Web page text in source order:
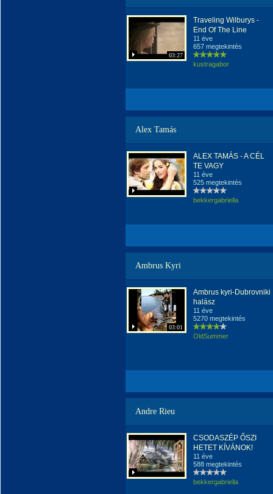
03:27
Traveling Wilburys -
End Of The Line
11 éve
657 megtekintés
kustragabor
Alex Tamás
ALEX TAMÁS - A CÉL
TE VAGY
11 éve
525 megtekintés
bekkergabriella
Ambrus Kyri
03:01
Ambrus kyri-Dubrovniki
halász
11 éve
5270 megtekintés
OldSummer
Andre Rieu
CSODASZÉP ŐSZI
HETET KÍVÁNOK!
11 éve
588 megtekintés
bekkergabriella